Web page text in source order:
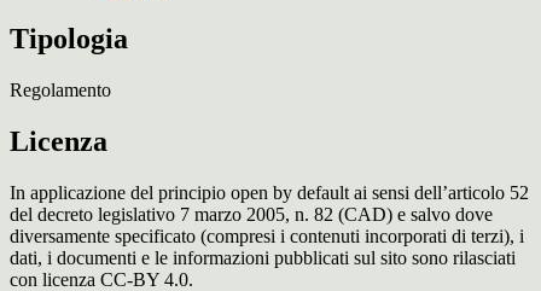
Tipologia
Regolamento
Licenza
In applicazione del principio open by default ai sensi dell’articolo 52
del decreto legislativo 7 marzo 2005, n. 82 (CAD) e salvo dove
diversamente specificato (compresi i contenuti incorporati di terzi), i
dati, i documenti e le informazioni pubblicati sul sito sono rilasciati
con licenza CC-BY 4.0.